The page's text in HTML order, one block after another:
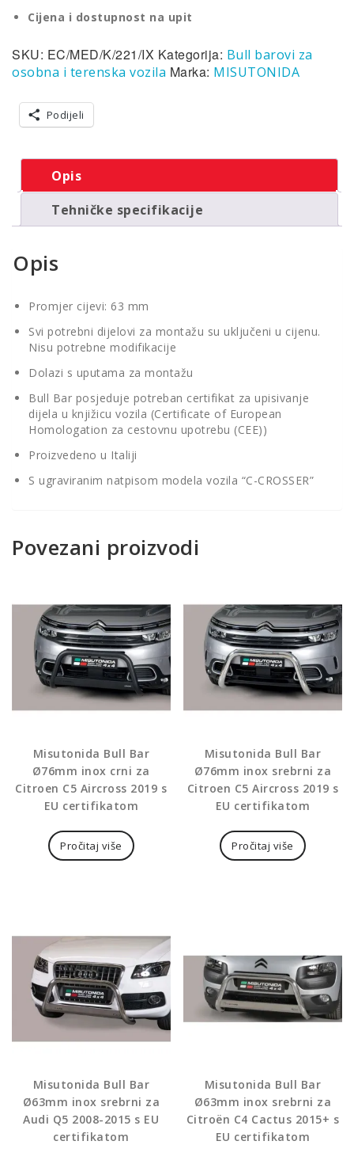
Cijena i dostupnost na upit
SKU: EC/MED/K/221/IX Kategorija: Bull barovi za
osobna i terenska vozila Marka: MISUTONIDA
Podijeli
Opis
Tehničke specifikacije
Opis
Promjer cijevi: 63 mm
Svi potrebni dijelovi za montažu su uključeni u cijenu.
Nisu potrebne modifikacije
Dolazi s uputama za montažu
Bull Bar posjeduje potreban certifikat za upisivanje
dijela u knjižicu vozila (Certificate of European
Homologation za cestovnu upotrebu (CEE))
Proizvedeno u Italiji
S ugraviranim natpisom modela vozila “C-CROSSER”
Povezani proizvodi
Misutonida Bull Bar
Ø76mm inox crni za
Citroen C5 Aircross 2019 s
EU certifikatom
Pročitaj više
Misutonida Bull Bar
Ø76mm inox srebrni za
Citroen C5 Aircross 2019 s
EU certifikatom
Pročitaj više
Misutonida Bull Bar
Ø63mm inox srebrni za
Audi Q5 2008-2015 s EU
certifikatom
Misutonida Bull Bar
Ø63mm inox srebrni za
Citroën C4 Cactus 2015+ s
EU certifikatom